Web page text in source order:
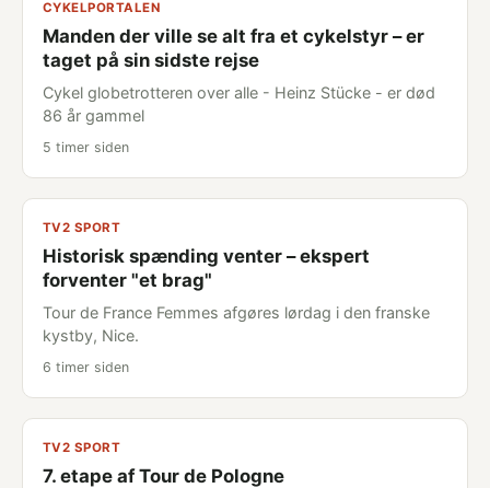
CYKELPORTALEN
Manden der ville se alt fra et cykelstyr – er
taget på sin sidste rejse
Cykel globetrotteren over alle - Heinz Stücke - er død
86 år gammel
5 timer siden
TV2 SPORT
Historisk spænding venter – ekspert
forventer "et brag"
Tour de France Femmes afgøres lørdag i den franske
kystby, Nice.
6 timer siden
TV2 SPORT
7. etape af Tour de Pologne